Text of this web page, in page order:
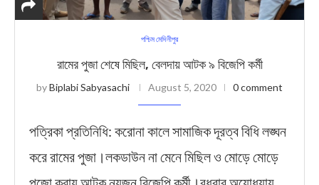
পশ্চিম মেদিনীপুর
রামের পুজা শেষে মিছিল, বেলদায় আটক ৯ বিজেপি কর্মী
byBiplabi Sabyasachi August 5, 2020 0 comment
পত্রিকা প্রতিনিধি: করোনা কালে সামাজিক দূরত্ব বিধি লঙ্ঘন
করে রামের পুজা।লকডাউন না মেনে মিছিল ও মোড়ে মোড়ে